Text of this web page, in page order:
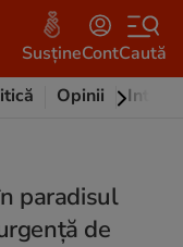
SusțineContCaută
Opinii
paradisul
de